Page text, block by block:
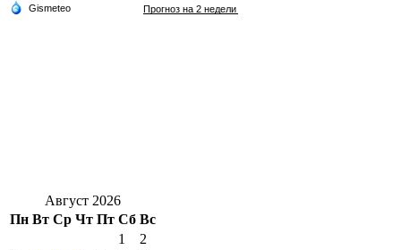
Август 2026
Пн Вт Ср Чт Пт Сб Вс
1
2